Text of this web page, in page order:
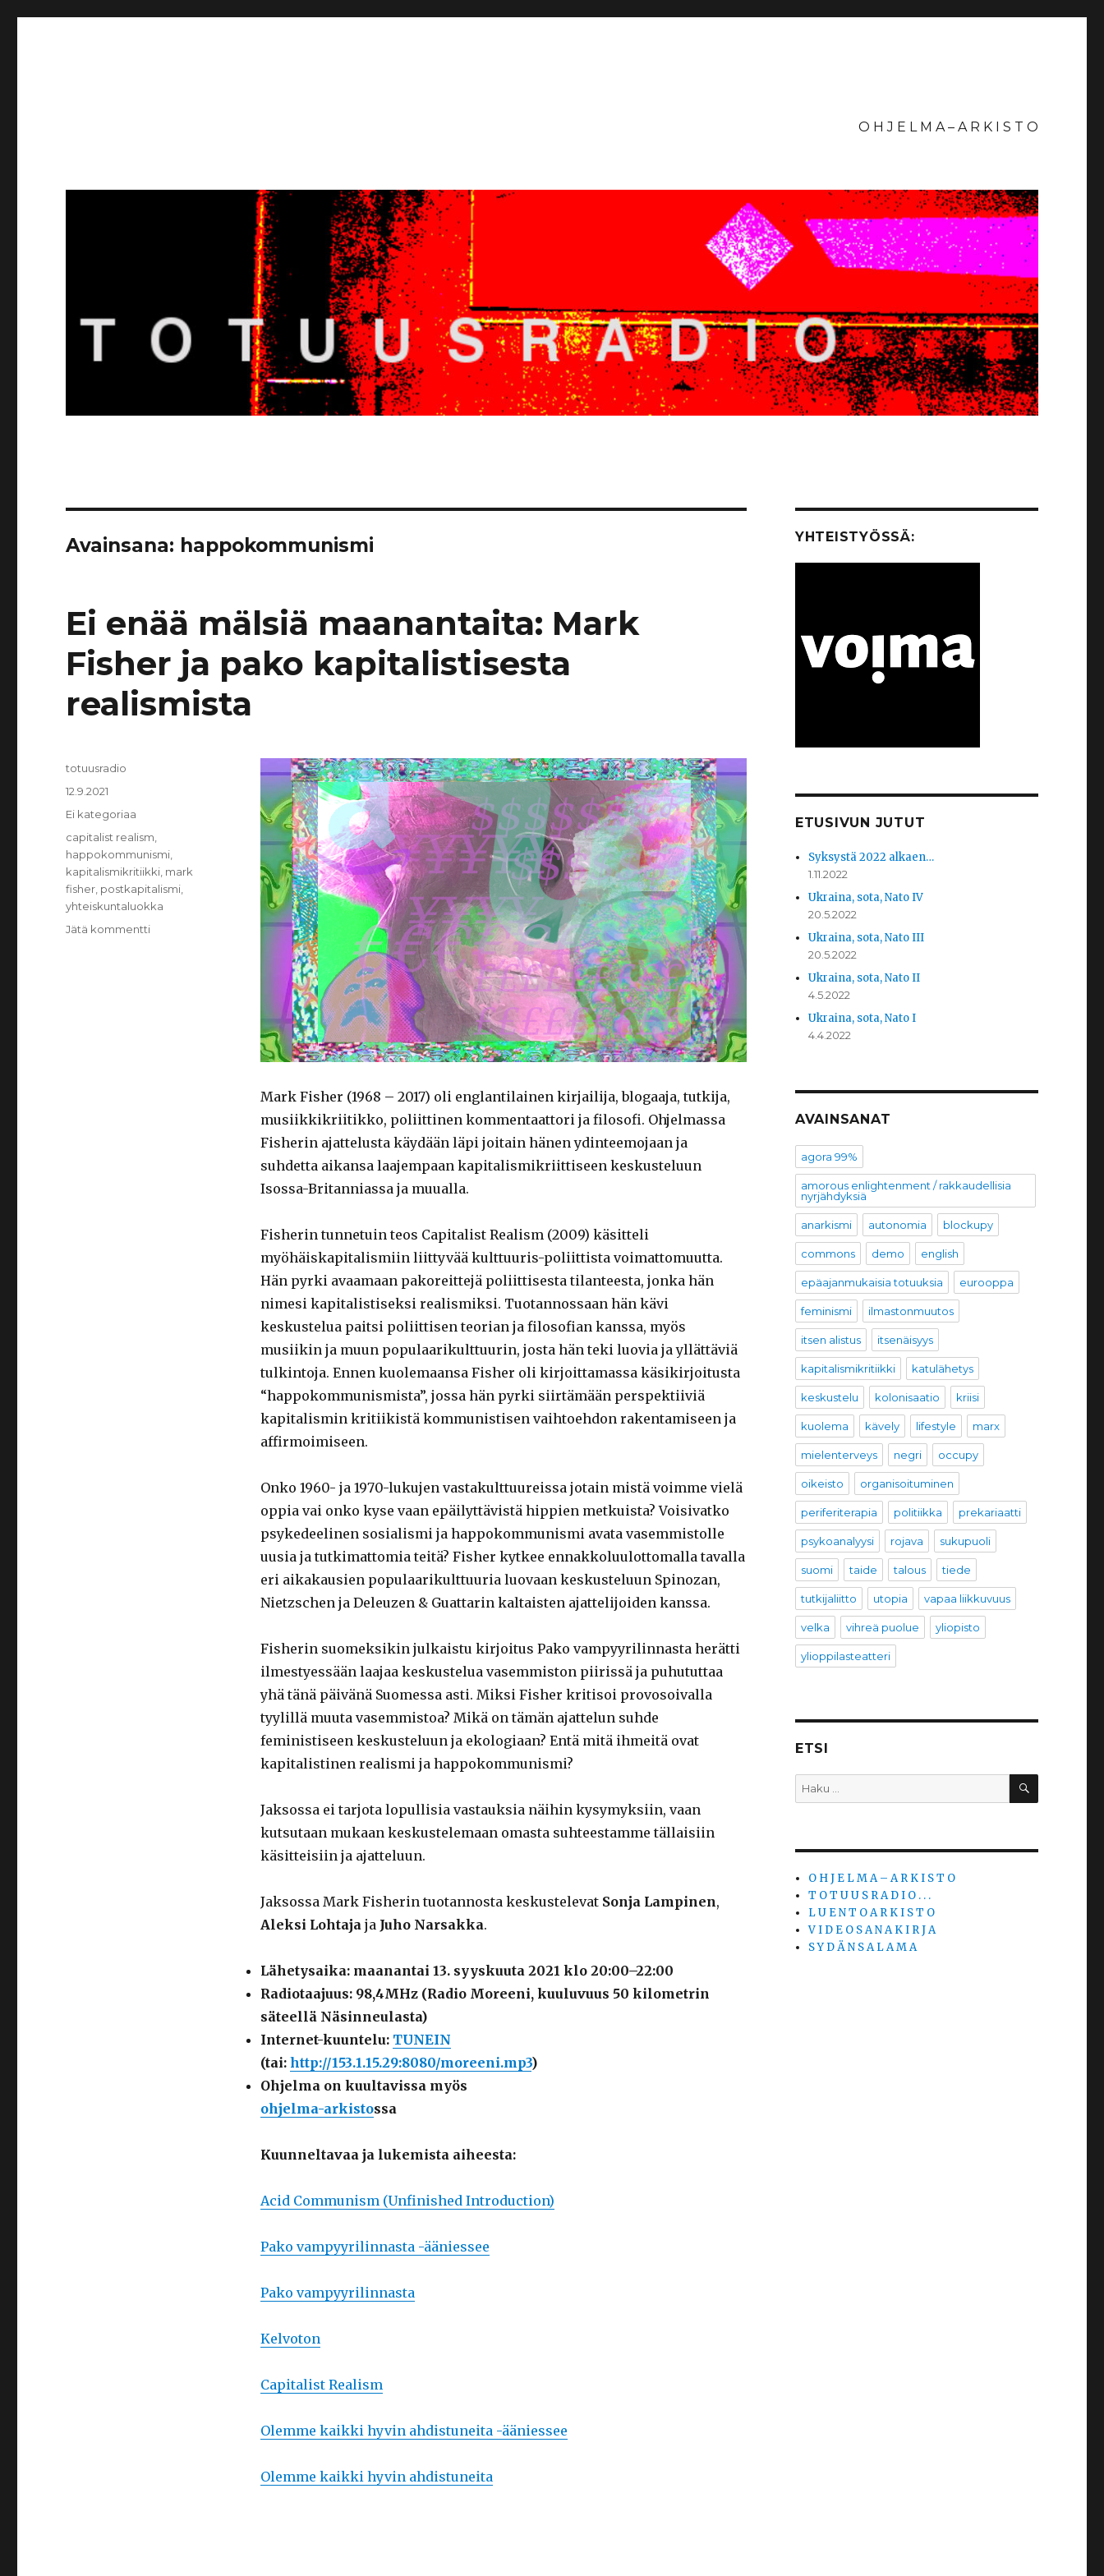
O H J E L M A – A R K I S T O
Avainsana: happokommunismi
Ei enää mälsiä maanantaita: Mark
Fisher ja pako kapitalistisesta
realismista
Mark Fisher (1968 – 2017) oli englantilainen kirjailija, blogaaja, tutkija,
musiikkikriitikko, poliittinen kommentaattori ja filosofi. Ohjelmassa
Fisherin ajattelusta käydään läpi joitain hänen ydinteemojaan ja
suhdetta aikansa laajempaan kapitalismikriittiseen keskusteluun
Isossa-Britanniassa ja muualla.
Fisherin tunnetuin teos Capitalist Realism (2009) käsitteli
myöhäiskapitalismiin liittyvää kulttuuris-poliittista voimattomuutta.
Hän pyrki avaamaan pakoreittejä poliittisesta tilanteesta, jonka hän
nimesi kapitalistiseksi realismiksi. Tuotannossaan hän kävi
keskustelua paitsi poliittisen teorian ja filosofian kanssa, myös
musiikin ja muun populaarikulttuurin, josta hän teki luovia ja yllättäviä
tulkintoja. Ennen kuolemaansa Fisher oli kirjoittamassa käsikirjoitusta
“happokommunismista”, jossa hän pyrki siirtämään perspektiiviä
kapitalismin kritiikistä kommunistisen vaihtoehdon rakentamiseen ja
affirmoimiseen.
Onko 1960- ja 1970-lukujen vastakulttuureissa jotain mistä voimme vielä
oppia vai onko kyse vaan epäilyttävistä hippien metkuista? Voisivatko
psykedeelinen sosialismi ja happokommunismi avata vasemmistolle
uusia ja tutkimattomia teitä? Fisher kytkee ennakkoluulottomalla tavalla
eri aikakausien populaarikulttuuria luovaan keskusteluun Spinozan,
Nietzschen ja Deleuzen & Guattarin kaltaisten ajattelijoiden kanssa.
Fisherin suomeksikin julkaistu kirjoitus Pako vampyyrilinnasta herätti
ilmestyessään laajaa keskustelua vasemmiston piirissä ja puhututtaa
yhä tänä päivänä Suomessa asti. Miksi Fisher kritisoi provosoivalla
tyylillä muuta vasemmistoa? Mikä on tämän ajattelun suhde
feministiseen keskusteluun ja ekologiaan? Entä mitä ihmeitä ovat
kapitalistinen realismi ja happokommunismi?
Jaksossa ei tarjota lopullisia vastauksia näihin kysymyksiin, vaan
kutsutaan mukaan keskustelemaan omasta suhteestamme tällaisiin
käsitteisiin ja ajatteluun.
Jaksossa Mark Fisherin tuotannosta keskustelevat Sonja Lampinen,
Aleksi Lohtajaja Juho Narsakka.
Lähetysaika: maanantai 13. syyskuuta 2021 klo 20:00–22:00
Radiotaajuus: 98,4MHz (Radio Moreeni, kuuluvuus 50 kilometrin
säteellä Näsinneulasta)
Internet-kuuntelu: TUNEIN
(tai: http://153.1.15.29:8080/moreeni.mp3)
Ohjelma on kuultavissa myös
ohjelma-arkistossa
Kuunneltavaa ja lukemista aiheesta:
Acid Communism (Unfinished Introduction)
Pako vampyyrilinnasta -ääniessee
Pako vampyyrilinnasta
Kelvoton
Capitalist Realism
Olemme kaikki hyvin ahdistuneita -ääniessee
Olemme kaikki hyvin ahdistuneita
Kirjoittaja
totuusradio
Julkaistu
12.9.2021
Kategoriat
Ei kategoriaa
Avainsanat
capitalist realism
happokommunismi
kapitalismikritiikki mark
fisher postkapitalismi
yhteiskuntaluokka
Jätä kommentti
YHTEISTYÖSSÄ:
ETUSIVUN JUTUT
Syksystä 2022 alkaen…
1.11.2022
Ukraina, sota, Nato IV
20.5.2022
Ukraina, sota, Nato III
20.5.2022
Ukraina, sota, Nato II
4.5.2022
Ukraina, sota, Nato I
4.4.2022
AVAINSANAT
agora 99%
amorous enlightenment / rakkaudellisia
nyrjähdyksiä
anarkismi autonomia blockupy
commons demo english
epäajanmukaisia totuuksia eurooppa
feminismi ilmastonmuutos
itsen alistus itsenäisyys
kapitalismikritiikki katulähetys
keskustelu kolonisaatio kriisi
kuolema kävely lifestyle marx
mielenterveys negri occupy
oikeisto organisoituminen
periferiterapia politiikka prekariaatti
psykoanalyysi rojava sukupuoli
suomi taide talous tiede
tutkijaliitto utopia vapaa liikkuvuus
velka vihreä puolue yliopisto
ylioppilasteatteri
ETSI
Etsi: HAKU
O H J E L M A – A R K I S T O
T O T U U S R A D I O . . .
L U E N T O A R K I S T O
V I D E O S A N A K I R J A
S Y D Ä N S A L A M A